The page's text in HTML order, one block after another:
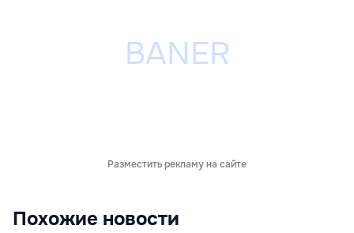
Разместить рекламу на сайте
Похожие новости